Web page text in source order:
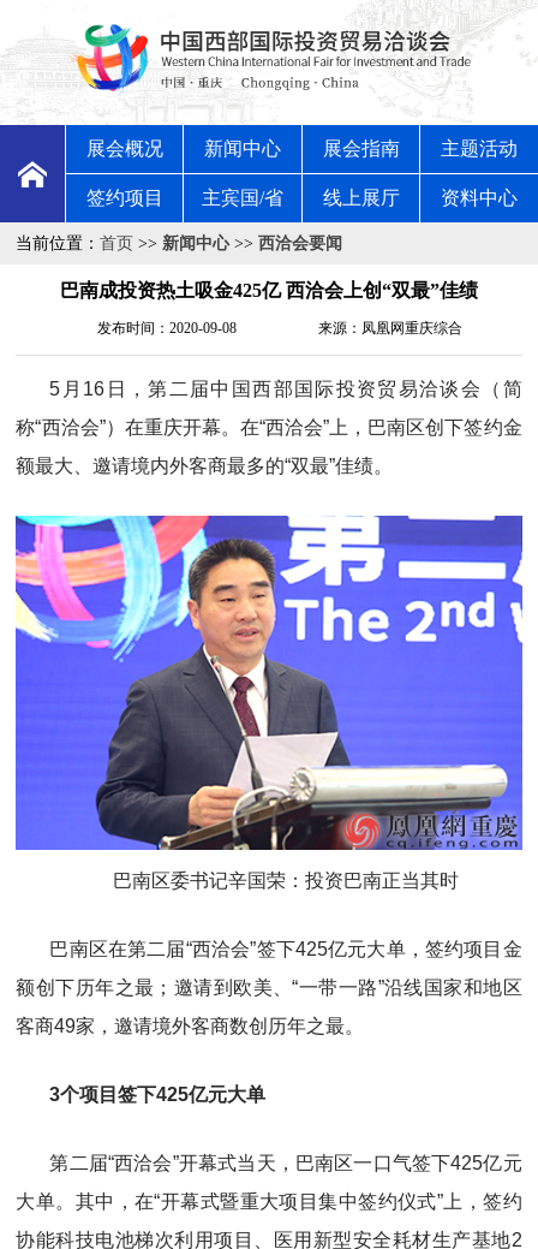
展会概况 新闻中心 展会指南 主题活动
签约项目 主宾国/省 线上展厅 资料中心
当前位置：首页 >> 新闻中心 >> 西洽会要闻
巴南成投资热土吸金425亿 西洽会上创“双最”佳绩
发布时间：2020-09-08 来源：凤凰网重庆综合
5月16日，第二届中国西部国际投资贸易洽谈会（简
称“西洽会”）在重庆开幕。在“西洽会”上，巴南区创下签约金
额最大、邀请境内外客商最多的“双最”佳绩。
巴南区委书记辛国荣：投资巴南正当其时
巴南区在第二届“西洽会”签下425亿元大单，签约项目金
额创下历年之最；邀请到欧美、“一带一路”沿线国家和地区
客商49家，邀请境外客商数创历年之最。
3个项目签下425亿元大单
第二届“西洽会”开幕式当天，巴南区一口气签下425亿元
大单。其中，在“开幕式暨重大项目集中签约仪式”上，签约
协能科技电池梯次利用项目、医用新型安全耗材生产基地2